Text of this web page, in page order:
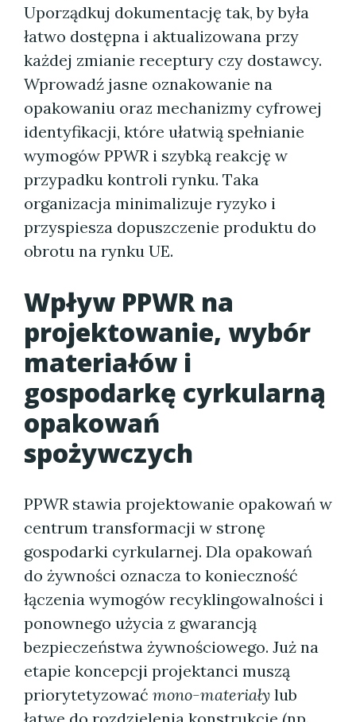
Uporządkuj dokumentację tak, by była
łatwo dostępna i aktualizowana przy
każdej zmianie receptury czy dostawcy.
Wprowadź jasne oznakowanie na
opakowaniu oraz mechanizmy cyfrowej
identyfikacji, które ułatwią spełnianie
wymogów PPWR i szybką reakcję w
przypadku kontroli rynku. Taka
organizacja minimalizuje ryzyko i
przyspiesza dopuszczenie produktu do
obrotu na rynku UE.
Wpływ PPWR na
projektowanie, wybór
materiałów i
gospodarkę cyrkularną
opakowań
spożywczych
PPWR stawia projektowanie opakowań w
centrum transformacji w stronę
gospodarki cyrkularnej. Dla opakowań
do żywności oznacza to konieczność
łączenia wymogów recyklingowalności i
ponownego użycia z gwarancją
bezpieczeństwa żywnościowego. Już na
etapie koncepcji projektanci muszą
priorytetyzować mono-materiały lub